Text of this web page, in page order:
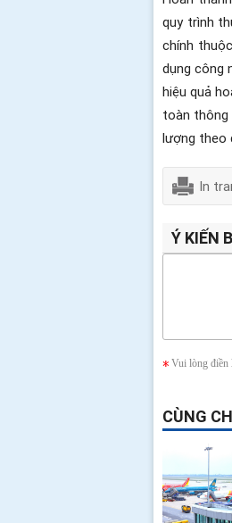
quy trình
chính
dụng công
hiệu quả
toàn thông
lượng theo
In
Ý KIẾN
Vui lòng điền
CÙNG